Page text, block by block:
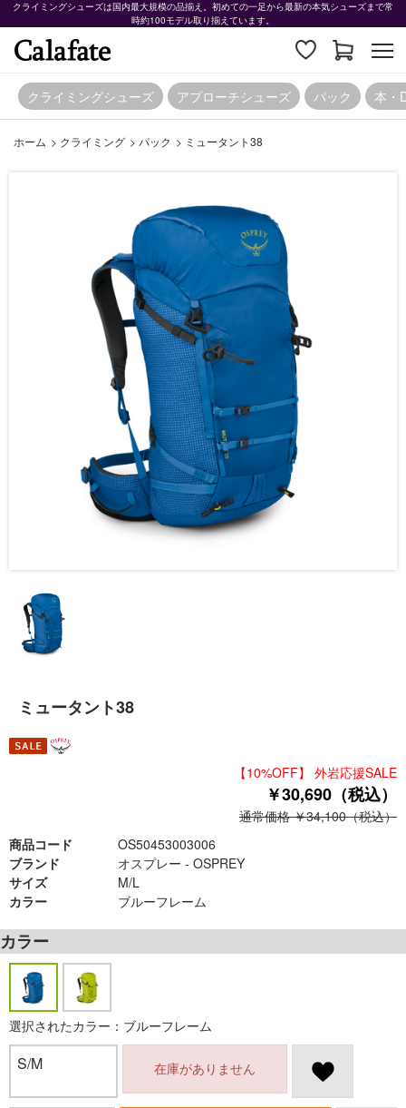
クライミングシューズは国内最大規模の品揃え。初めての一足から最新の本気シューズまで常
時約100モデル取り揃えています。
クライミングシューズ アプローチシューズ パック 本・
ホーム > クライミング > パック > ミュータント38
ミュータント38
【10%OFF】 外岩応援SALE
￥30,690（税込）
通常価格 ￥34,100（税込）
商品コード
OS50453003006
ブランド
オスプレー - OSPREY
サイズ
M/L
カラー
ブルーフレーム
カラー
選択されたカラー：ブルーフレーム
S/M 在庫がありません